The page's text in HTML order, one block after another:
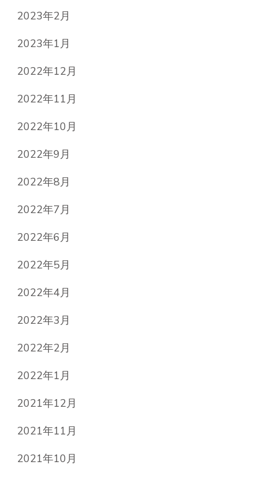
2023年2月
2023年1月
2022年12月
2022年11月
2022年10月
2022年9月
2022年8月
2022年7月
2022年6月
2022年5月
2022年4月
2022年3月
2022年2月
2022年1月
2021年12月
2021年11月
2021年10月